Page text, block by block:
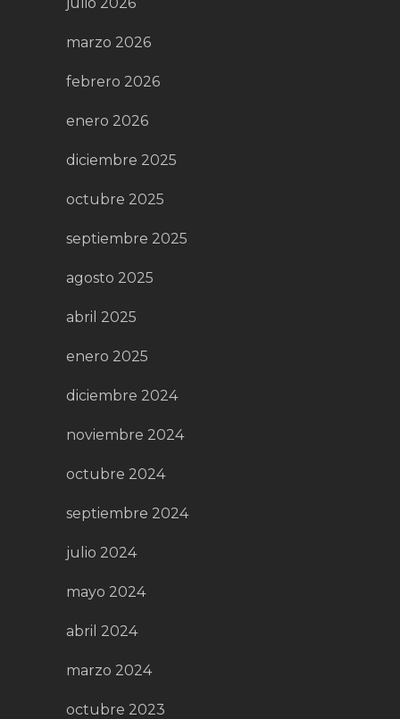
marzo 2026
febrero 2026
enero 2026
diciembre 2025
octubre 2025
septiembre 2025
agosto 2025
abril 2025
enero 2025
diciembre 2024
noviembre 2024
octubre 2024
septiembre 2024
julio 2024
mayo 2024
abril 2024
marzo 2024
octubre 2023